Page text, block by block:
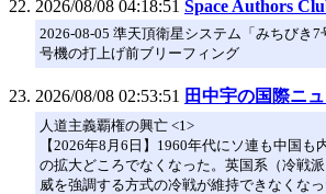
2026/08/08 04:18:51 Space Authors
2026-08-05 準天頂衛星システム「みちびき
号機の打上げ前ブリーフィング
2026/08/08 02:53:51 田中宇の国際ニ
人道主義覇権の興亡 <1>
【2026年8月6日】1960年代にソ連も中国も
の拡大どころでなくなった。英国系（冷戦
威を強調する方式の冷戦が維持できなくな